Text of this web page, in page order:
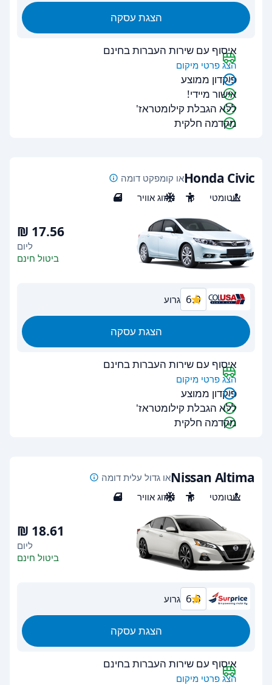
הצגת עסקה
איסוף עם שירות העברות בחינם
הצג פרטי מיקום
פיקדון ממוצע
אישור מיידי!
ללא הגבלת קילומטראז'
מקדמה חלקית
Honda Civicאו קומפקט דומה
אוטומטי
5 מיזוג אוויר 4
ליום
ביטול חינם
6.0 גרוע
הצגת עסקה
איסוף עם שירות העברות בחינם
הצג פרטי מיקום
פיקדון ממוצע
ללא הגבלת קילומטראז'
מקדמה חלקית
Nissan Altimaאו גדול עלית דומה
אוטומטי
5 מיזוג אוויר 4
ליום
ביטול חינם
6.3 גרוע
הצגת עסקה
איסוף עם שירות העברות בחינם
הצג פרטי מיקום